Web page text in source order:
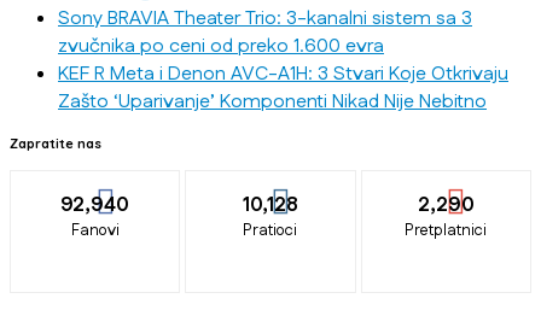
Sony BRAVIA Theater Trio: 3-kanalni sistem sa 3
zvučnika po ceni od preko 1.600 evra
KEF R Meta i Denon AVC-A1H: 3 Stvari Koje Otkrivaju
Zašto ‘Uparivanje’ Komponenti Nikad Nije Nebitno
Zapratite nas
92,940
Fanovi
10,128
Pratioci
2,290
Pretplatnici